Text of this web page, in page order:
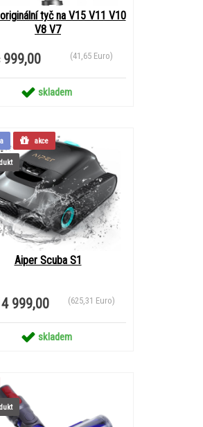
tyč na V15 V11 V10
V8 V7
999,00 (41,65 Euro)
skladem
Aiper Scuba S1
999,00 (625,31 Euro)
skladem
akce